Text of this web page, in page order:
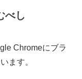
べし
Chromeにブラ
ます。